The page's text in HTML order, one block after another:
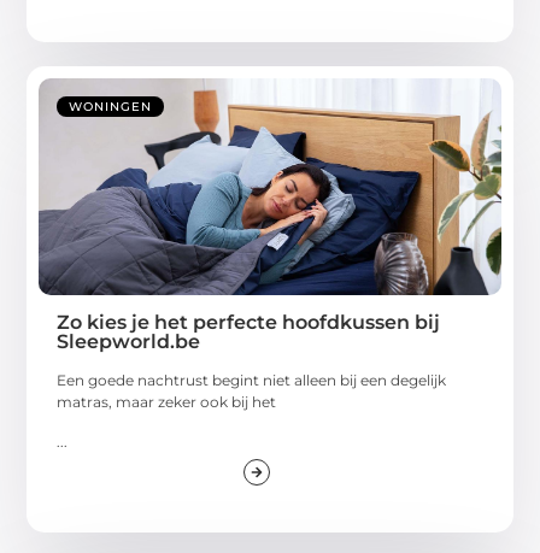
WONINGEN
Zo kies je het perfecte hoofdkussen bij
Sleepworld.be
Een goede nachtrust begint niet alleen bij een degelijk
matras, maar zeker ook bij het